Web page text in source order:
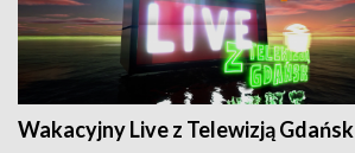
Wakacyjny Live z Telewizją Gdańsk